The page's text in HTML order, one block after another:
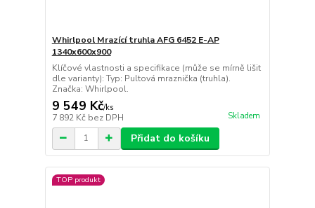
Whirlpool Mrazící truhla AFG 6452 E-AP
1340x600x900
Klíčové vlastnosti a specifikace (může se mírně lišit
dle varianty): Typ: Pultová mraznička (truhla).
Značka: Whirlpool.
9 549 Kč/ks
7 892 Kč bez DPH Skladem
Přidat do košíku
TOP produkt